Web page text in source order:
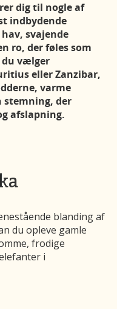
dig til nogle af
indbydende
svajende
ro, der føles som
du vælger
eller Zanzibar,
varme
stemning, der
afslapning.
blanding af
du opleve gamle
frodige
i